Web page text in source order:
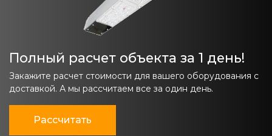
Полный расчет объекта за 1 день!
Закажите расчет стоимости для вашего оборудования с
доставкой. А мы рассчитаем все за один день.
Рассчитать